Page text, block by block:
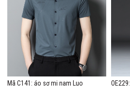
Mã C141: áo sơ mi nam Luo
OE229: quần dài nam cao cấp cao